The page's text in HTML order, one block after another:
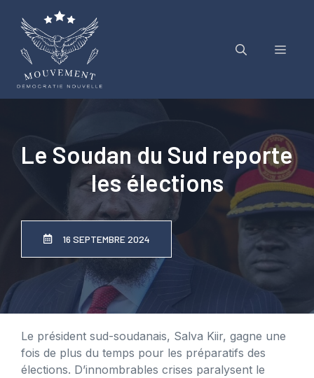
contenu
Menu
Le Soudan du Sud reporte
les élections
16 SEPTEMBRE 2024
Le président sud-soudanais, Salva Kiir, gagne une
fois de plus du temps pour les préparatifs des
élections. D’innombrables crises paralysent le